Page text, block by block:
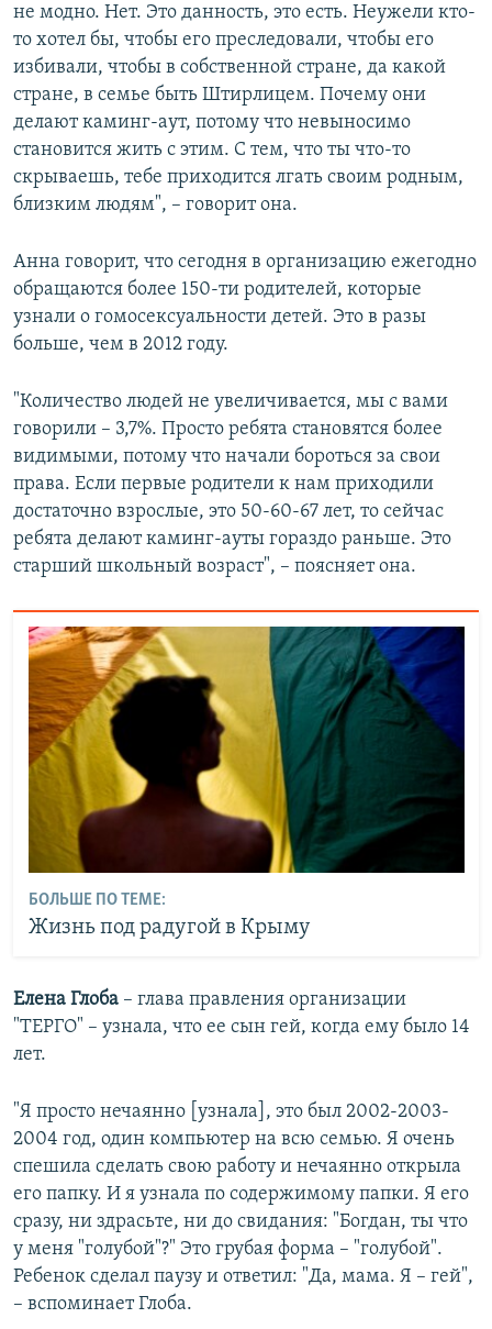
не модно. Нет. Это данность, это есть. Неужели кто-
то хотел бы, чтобы его преследовали, чтобы его
избивали, чтобы в собственной стране, да какой
стране, в семье быть Штирлицем. Почему они
делают каминг-аут, потому что невыносимо
становится жить с этим. С тем, что ты что-то
скрываешь, тебе приходится лгать своим родным,
близким людям", – говорит она.
Анна говорит, что сегодня в организацию ежегодно
обращаются более 150-ти родителей, которые
узнали о гомосексуальности детей. Это в разы
больше, чем в 2012 году.
"Количество людей не увеличивается, мы с вами
говорили – 3,7%. Просто ребята становятся более
видимыми, потому что начали бороться за свои
права. Если первые родители к нам приходили
достаточно взрослые, это 50-60-67 лет, то сейчас
ребята делают каминг-ауты гораздо раньше. Это
старший школьный возраст", – поясняет она.
БОЛЬШЕ ПО ТЕМЕ:
Жизнь под радугой в Крыму
Елена Глоба – глава правления организации
"ТЕРГО" – узнала, что ее сын гей, когда ему было 14
лет.
"Я просто нечаянно [узнала], это был 2002-2003-
2004 год, один компьютер на всю семью. Я очень
спешила сделать свою работу и нечаянно открыла
его папку. И я узнала по содержимому папки. Я его
сразу, ни здрасьте, ни до свидания: "Богдан, ты что
у меня "голубой"?" Это грубая форма – "голубой".
Ребенок сделал паузу и ответил: "Да, мама. Я – гей",
– вспоминает Глоба.